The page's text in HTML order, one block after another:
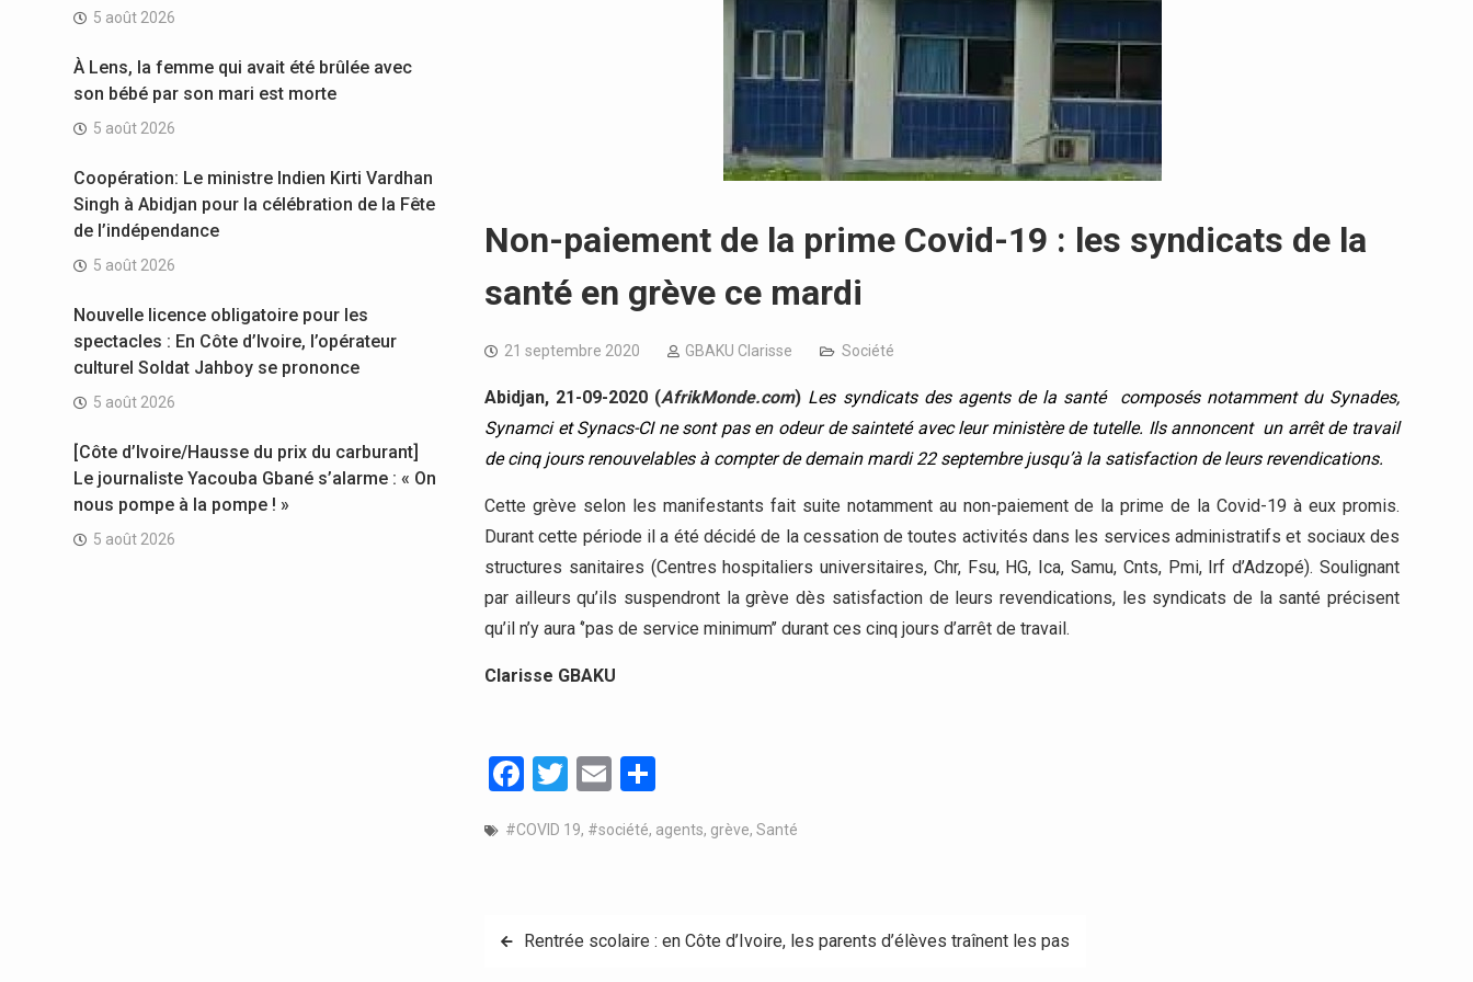
Non-paiement de la prime Covid-19 : les syndicats de la
santé en grève ce mardi
21 septembre 2020 GBAKU Clarisse Société
Abidjan, 21-09-2020 (AfrikMonde.com) Les syndicats des agents de la santé composés notamment du Synades,
Synamci et Synacs-CI ne sont pas en odeur de sainteté avec leur ministère de tutelle. Ils annoncent un arrêt de travail
de cinq jours renouvelables à compter de demain mardi 22 septembre jusqu’à la satisfaction de leurs revendications.
Cette grève selon les manifestants fait suite notamment au non-paiement de la prime de la Covid-19 à eux promis.
Durant cette période il a été décidé de la cessation de toutes activités dans les services administratifs et sociaux des
structures sanitaires (Centres hospitaliers universitaires, Chr, Fsu, HG, Ica, Samu, Cnts, Pmi, Irf d’Adzopé). Soulignant
par ailleurs qu’ils suspendront la grève dès satisfaction de leurs revendications, les syndicats de la santé précisent
qu’il n’y aura ‘’pas de service minimum’’ durant ces cinq jours d’arrêt de travail.
Clarisse GBAKU
Facebook
Twitter
Email
#COVID 19, #société, agents, grève, Santé
Navigation
Rentrée scolaire : en Côte d’Ivoire, les parents d’élèves traînent les pas
5 août 2026
À Lens, la femme qui avait été brûlée avec
son bébé par son mari est morte
5 août 2026
Coopération: Le ministre Indien Kirti Vardhan
Singh à Abidjan pour la célébration de la Fête
de l’indépendance
5 août 2026
Nouvelle licence obligatoire pour les
spectacles : En Côte d’Ivoire, l’opérateur
culturel Soldat Jahboy se prononce
5 août 2026
[Côte d’Ivoire/Hausse du prix du carburant]
Le journaliste Yacouba Gbané s’alarme : « On
nous pompe à la pompe ! »
5 août 2026